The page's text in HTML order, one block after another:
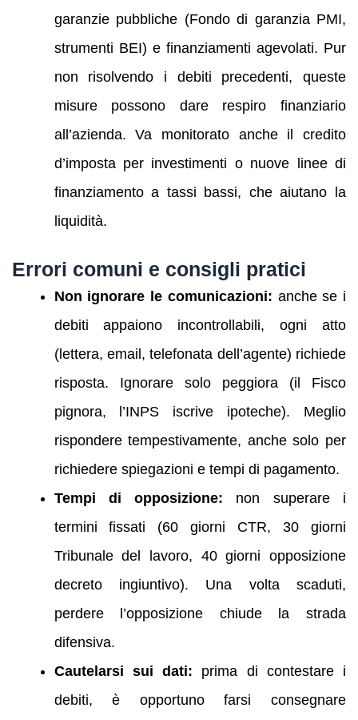
garanzie pubbliche (Fondo di garanzia PMI,
strumenti BEI) e finanziamenti agevolati. Pur
non risolvendo i debiti precedenti, queste
misure possono dare respiro finanziario
all’azienda. Va monitorato anche il credito
d’imposta per investimenti o nuove linee di
finanziamento a tassi bassi, che aiutano la
liquidità.
Errori comuni e consigli pratici
Non ignorare le comunicazioni: anche se i
debiti appaiono incontrollabili, ogni atto
(lettera, email, telefonata dell’agente) richiede
risposta. Ignorare solo peggiora (il Fisco
pignora, l’INPS iscrive ipoteche). Meglio
rispondere tempestivamente, anche solo per
richiedere spiegazioni e tempi di pagamento.
Tempi di opposizione: non superare i
termini fissati (60 giorni CTR, 30 giorni
Tribunale del lavoro, 40 giorni opposizione
decreto ingiuntivo). Una volta scaduti,
perdere l’opposizione chiude la strada
difensiva.
Cautelarsi sui dati: prima di contestare i
debiti, è opportuno farsi consegnare